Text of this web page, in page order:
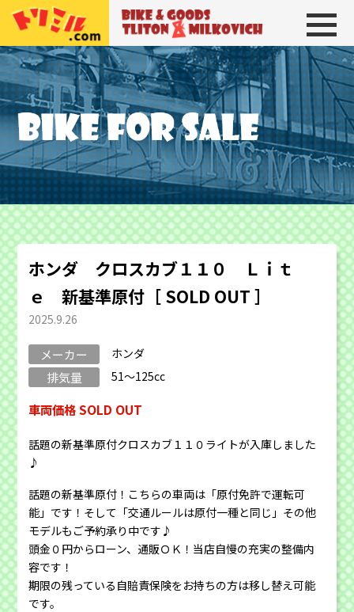
トリトン＆ミルコビッチ BIKE＆
ホンダ クロスカブ１１０ Ｌｉｔ
ｅ 新基準原付［ SOLD OUT ］
2025.9.26
メーカー ホンダ
排気量 51～125cc
車両価格 SOLD OUT
話題の新基準原付クロスカブ１１０ライトが入庫しました
♪
話題の新基準原付！こちらの車両は「原付免許で運転可
能」です！そして「交通ルールは原付一種と同じ」その他
モデルもご予約承り中です♪
頭金０円からローン、通販ＯＫ！当店自慢の充実の整備内
容です！
期限の残っている自賠責保険をお持ちの方は移し替え可能
です。